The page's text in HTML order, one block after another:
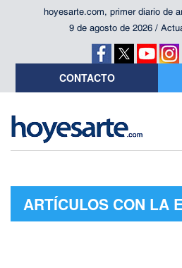
hoyesarte.com, primer diario de
9 de agosto de 2026 /
CONTACTO
ARTÍCULOS CON LA